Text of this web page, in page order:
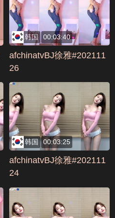
韩国 00:03:40
afchinatvBJ徐雅#202111
26
韩国 00:03:25
afchinatvBJ徐雅#202111
24